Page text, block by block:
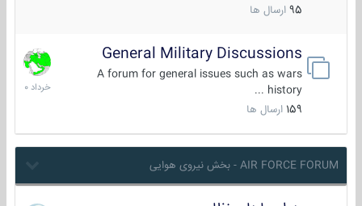
95 ارسال ها
General Military Discussions
A forum for general issues such as wars
history ...
159 ارسال ها
10
خرداد
1400
AIR FORCE FORUM - بخش نیروی هوایی